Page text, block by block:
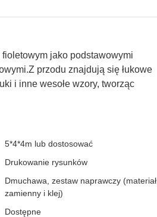
jako podstawowymi
przodu znajdują się łukowe
i inne wesołe wzory, tworząc
5*4*4m lub dostosować
Drukowanie rysunków
Dmuchawa, zestaw naprawczy (materiał
zamienny i klej)
Dostępne